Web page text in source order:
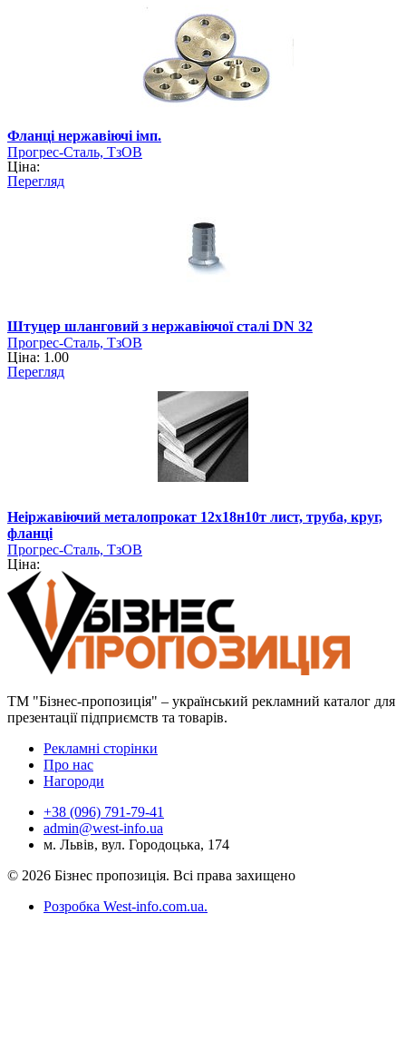
Фланці нержавіючі імп.
Прогрес-Сталь, ТзОВ
Ціна:
Перегляд
Штуцер шланговий з нержавіючої сталі DN 32
Прогрес-Сталь, ТзОВ
Ціна: 1.00
Перегляд
Неіржавіючий металопрокат 12х18н10т лист, труба, круг,
фланці
Прогрес-Сталь, ТзОВ
Ціна:
ТМ "Бізнес-пропозиція" – український рекламний каталог для
презентації підприємств та товарів.
Рекламні сторінки
Про нас
Нагороди
+38 (096) 791-79-41
admin@west-info.ua
м. Львів, вул. Городоцька, 174
© 2026 Бізнес пропозиція. Всі права захищено
Розробка West-info.com.ua.